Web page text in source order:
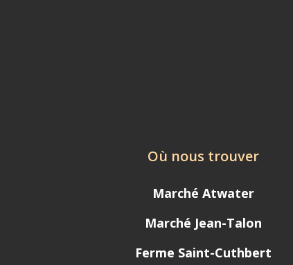
Où nous trouver
Marché Atwater
Marché Jean-Talon
Ferme Saint-Cuthbert